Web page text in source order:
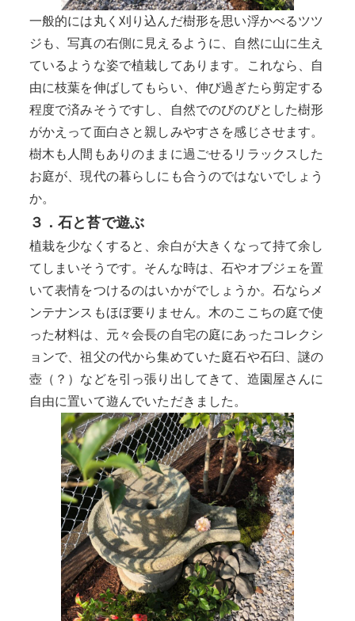
一般的には丸く刈り込んだ樹形を思い浮かべるツツ
ジも、写真の右側に見えるように、自然に山に生え
ているような姿で植栽してあります。これなら、自
由に枝葉を伸ばしてもらい、伸び過ぎたら剪定する
程度で済みそうですし、自然でのびのびとした樹形
がかえって面白さと親しみやすさを感じさせます。
樹木も人間もありのままに過ごせるリラックスした
お庭が、現代の暮らしにも合うのではないでしょう
か。
３．石と苔で遊ぶ
植栽を少なくすると、余白が大きくなって持て余し
てしまいそうです。そんな時は、石やオブジェを置
いて表情をつけるのはいかがでしょうか。石ならメ
ンテナンスもほぼ要りません。木のここちの庭で使
った材料は、元々会長の自宅の庭にあったコレクシ
ョンで、祖父の代から集めていた庭石や石臼、謎の
壺（？）などを引っ張り出してきて、造園屋さんに
自由に置いて遊んでいただきました。